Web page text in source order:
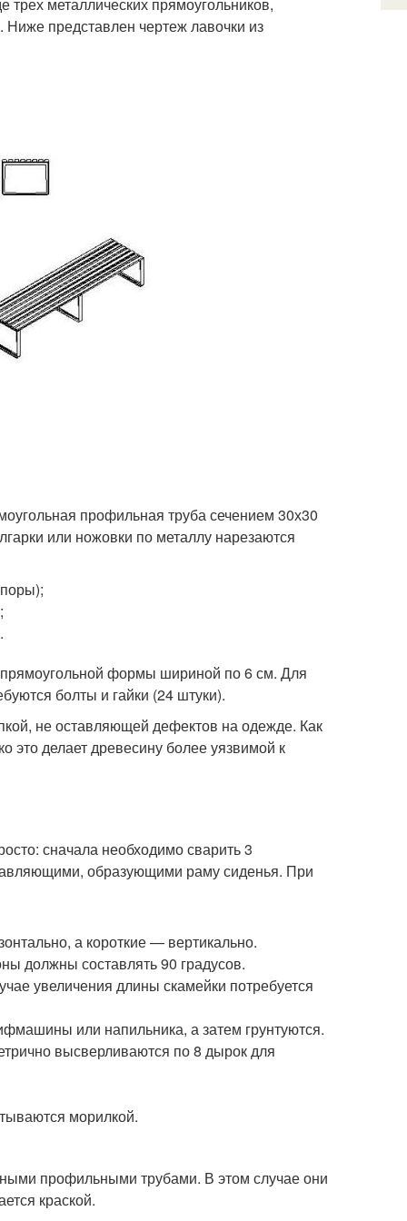
представлен чертеж лавочки из
профильная труба сечением 30х30
или ножовки по металлу нарезаются
прямоугольной формы шириной по 6 см. Для
болты и гайки (24 штуки).
не оставляющей дефектов на одежде. Как
это делает древесину более уязвимой к
сначала необходимо сварить 3
образующими раму сиденья. При
а короткие — вертикально.
должны составлять 90 градусов.
увеличения длины скамейки потребуется
или напильника, а затем грунтуются.
высверливаются по 8 дырок для
морилкой.
профильными трубами. В этом случае они
краской.